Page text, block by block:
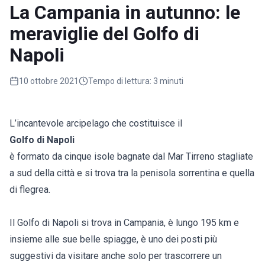
La Campania in autunno: le
meraviglie del Golfo di
Napoli
10 ottobre 2021 Tempo di lettura: 3 minuti
L’incantevole arcipelago che costituisce il
Golfo di Napoli
è formato da cinque isole bagnate dal Mar Tirreno stagliate
a sud della città e si trova tra la penisola sorrentina e quella
di flegrea.
Il Golfo di Napoli si trova in Campania, è lungo 195 km e
insieme alle sue belle spiagge, è uno dei posti più
suggestivi da visitare anche solo per trascorrere un